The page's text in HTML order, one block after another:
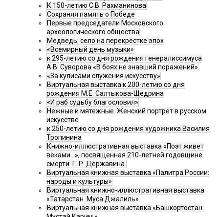
К 150-летию С.В. Рахманинова
Сохраняя память о Победе
Первые председатели Московского
археологического общества
Медведь: село на перекрёстке эпох
«Всемирный день музыки»
к 295-летию со дня рождения генералиссимуса
А.В. Суворова «В боях не знавший поражений»
«За кулисами служения искусству»
Виртуальная выставка к 200-летию со дня
рождения М.Е. Салтыкова-Щедрина
«И раб судьбу благословил»
Нежные и мятежные. Женский портрет в русском
искусстве
к 250-летию со дня рождения художника Василия
Тропинина
Книжно-иллюстративная выставка «Поэт живет
веками…», посвященная 210-летней годовщине
смерти Г. Р. Державина.
Виртуальная книжная выставка «Палитра России:
народы и культуры»
Виртуальная книжно-иллюстративная выставка
«Татарстан. Муса Джалиль»
Виртуальная книжная выставка «Башкортостан.